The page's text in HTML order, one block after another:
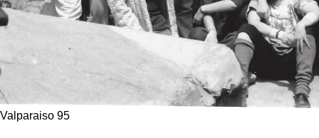
Valparaiso 95